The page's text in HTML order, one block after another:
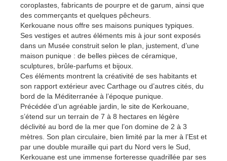
coroplastes, fabricants de pourpre et de garum, ainsi que
des commerçants et quelques pêcheurs.
Kerkouane nous offre ses maisons puniques typiques.
Ses vestiges et autres éléments mis à jour sont exposés
dans un Musée construit selon le plan, justement, d’une
maison punique : de belles pièces de céramique,
sculptures, brûle-parfums et bijoux.
Ces éléments montrent la créativité de ses habitants et
son rapport extérieur avec Carthage ou d’autres cités, du
bord de la Méditerranée à l’époque punique.
Précédée d’un agréable jardin, le site de Kerkouane,
s’étend sur un terrain de 7 à 8 hectares en légère
déclivité au bord de la mer que l’on domine de 2 à 3
mètres. Son plan circulaire, bien limité par la mer à l’Est et
par une double muraille qui part du Nord vers le Sud,
Kerkouane est une immense forteresse quadrillée par ses